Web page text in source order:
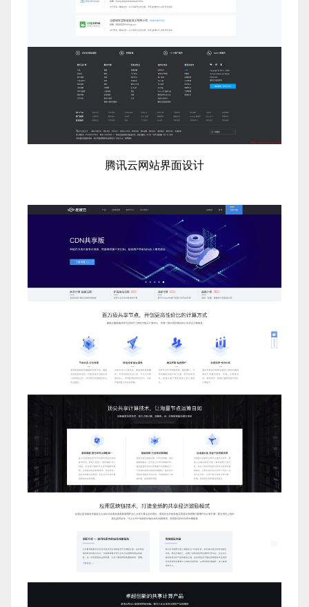
腾讯云网站界面设计